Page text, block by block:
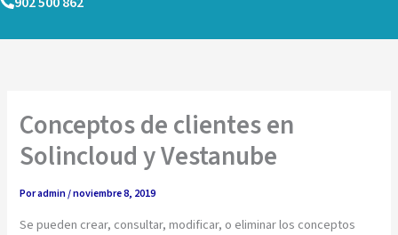
Ir
Conceptos de clientes en
Solincloud y Vestanube
Poradmin/noviembre 8, 2019
Se pueden crear, consultar, modificar, o eliminar los conceptos